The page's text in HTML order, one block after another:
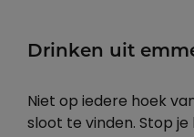
Drinken uit
Niet op iedere hoek
sloot te vinden. Stop je